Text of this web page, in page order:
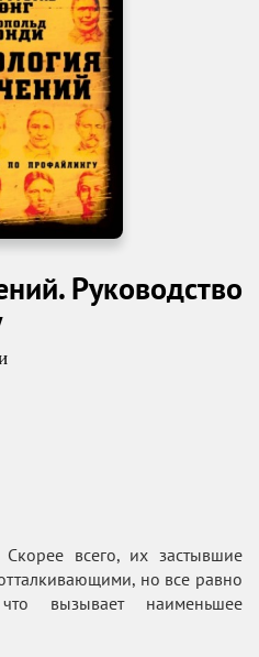
Руководство
всего, их застывшие
но все равно
вызывает наименьшее